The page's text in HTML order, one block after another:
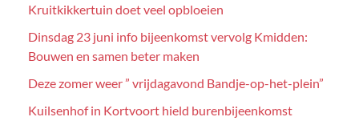
Kruitkikkertuin doet veel opbloeien
Dinsdag 23 juni info bijeenkomst vervolg Kmidden:
Bouwen en samen beter maken
Deze zomer weer ” vrijdagavond Bandje-op-het-plein”
Kuilsenhof in Kortvoort hield burenbijeenkomst